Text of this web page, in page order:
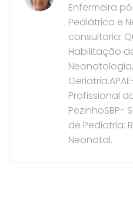
Enfermeira
Pediátrica e
consultoria:
Habilitação
Profissional
PezinhoSBP-
de Pediatria:
Neonatal.